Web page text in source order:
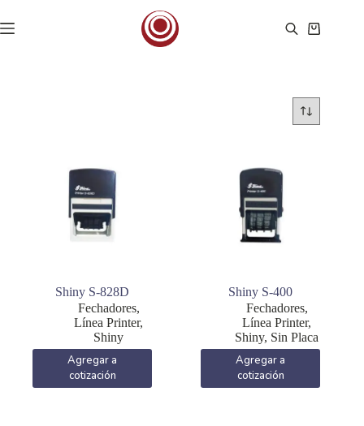
al
contenido
Carro
Shiny S-828D
Fechadores,
Línea Printer,
Shiny
Agregar a
cotización
Shiny S-400
Fechadores,
Línea Printer,
Shiny, Sin Placa
Agregar a
cotización